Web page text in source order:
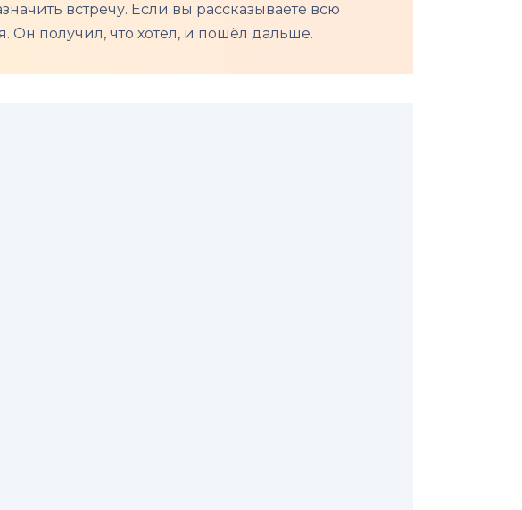
встречу. Если вы рассказываете всю
Он получил, что хотел, и пошёл дальше.